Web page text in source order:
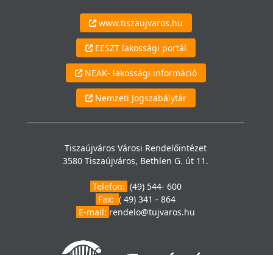
www.tiszaujvaros.hu
EESZT lakossági portál
NEAK- lakossági információ
Nemzeti Jogszabálytár
Tiszaújváros Városi Rendelőintézet
3580 Tiszaújváros, Bethlen G. út 11.
Telefon: (49) 544- 600
Fax: ( 49) 341 - 864
E-mail: rendelo@tujvaros.hu